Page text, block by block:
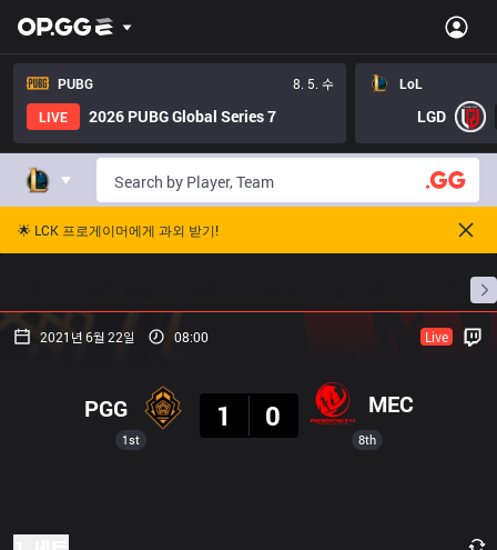
PUBG
8. 5. 수
LIVE
2026 PUBG Global Series 7
LoL
LGD
🌟 LCK 프로게이머에게 과외 받기!
프로빌
2021년 6월 22일 08:00 Live
1st
PGG
1
0 MEC
8th